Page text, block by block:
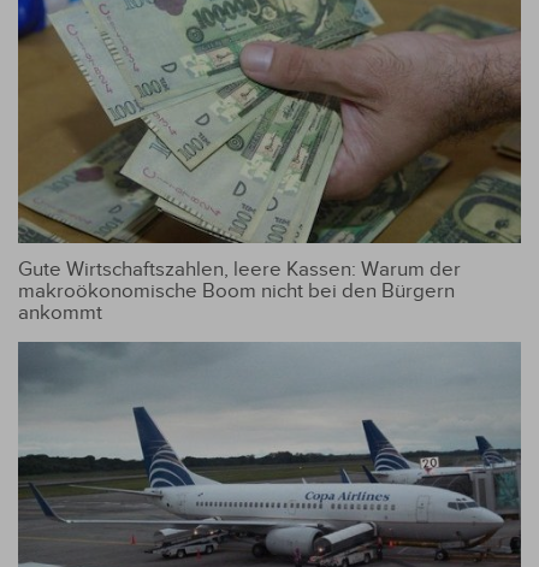
Gute Wirtschaftszahlen, leere Kassen: Warum der
makroökonomische Boom nicht bei den Bürgern
ankommt